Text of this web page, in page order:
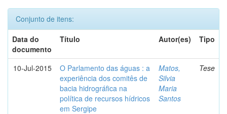
Conjunto de itens:
Data do
documento
Título Autor(es) Tipo
10-Jul-2015
O Parlamento das águas : a
experiência dos comitês de
bacia hidrográfica na
política de recursos hídricos
em Sergipe
Matos,
Silvia
Maria
Santos
Tese